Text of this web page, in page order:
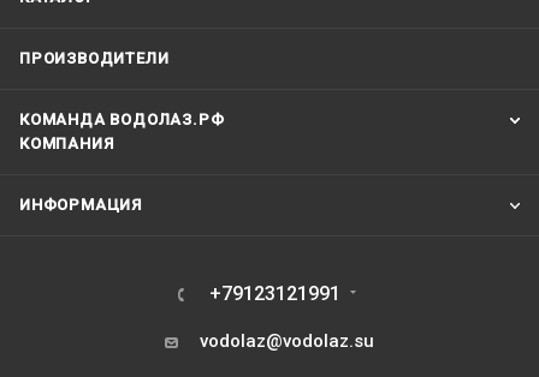
ПРОИЗВОДИТЕЛИ
КОМАНДА ВОДОЛАЗ.РФ
КОМПАНИЯ
ИНФОРМАЦИЯ
+79123121991
vodolaz@vodolaz.su